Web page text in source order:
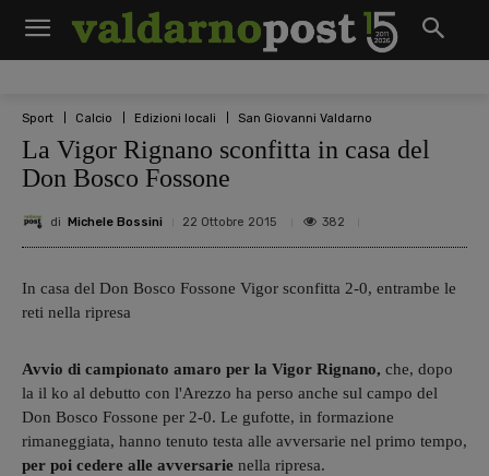
Sport Calcio Edizioni locali San Giovanni Valdarno
La Vigor Rignano sconfitta in casa del
Don Bosco Fossone
di Michele Bossini 22 Ottobre 2015 382
In casa del Don Bosco Fossone Vigor sconfitta 2-0, entrambe le
reti nella ripresa
Avvio di campionato amaro per la Vigor Rignano, che, dopo
la il ko al debutto con l'Arezzo ha perso anche sul campo del
Don Bosco Fossone per 2-0. Le gufotte, in formazione
rimaneggiata, hanno tenuto testa alle avversarie nel primo tempo,
per poi cedere alle avversarie nella ripresa.